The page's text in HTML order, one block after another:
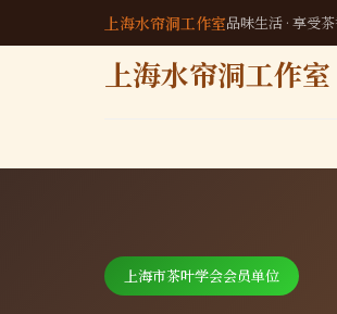
上海水帘洞工作室品味生活 · 享受
上海水帘洞工作室
上海市茶叶学会会员单位